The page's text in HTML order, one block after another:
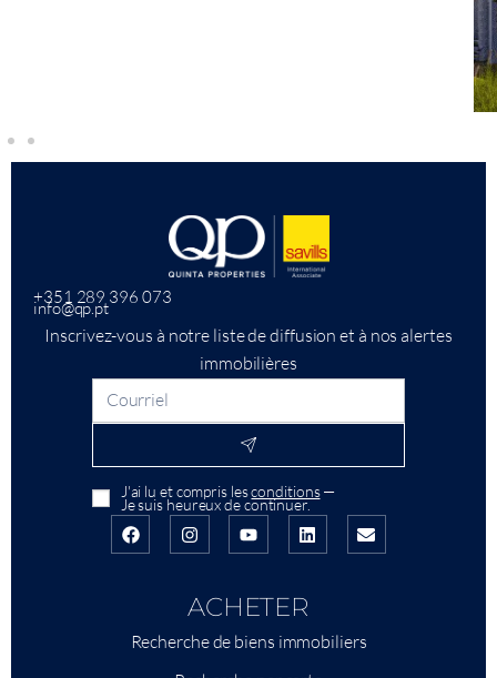
+351 289 396 073
info@qp.pt
Inscrivez-vous à notre liste de diffusion et à nos alertes
immobilières
J'ai lu et compris lesconditions—
Je suis heureux de continuer.
ACHETER
Recherche de biens immobiliers